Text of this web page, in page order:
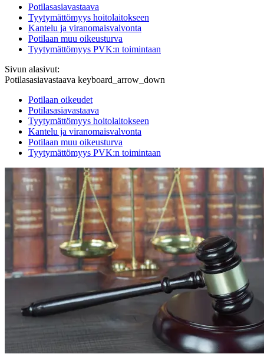
Potilasasiavastaava
Tyytymättömyys hoitolaitokseen
Kantelu ja viranomaisvalvonta
Potilaan muu oikeusturva
Tyytymättömyys PVK:n toimintaan
Sivun alasivut:
Potilasasiavastaava keyboard_arrow_down
Potilaan oikeudet
Potilasasiavastaava
Tyytymättömyys hoitolaitokseen
Kantelu ja viranomaisvalvonta
Potilaan muu oikeusturva
Tyytymättömyys PVK:n toimintaan